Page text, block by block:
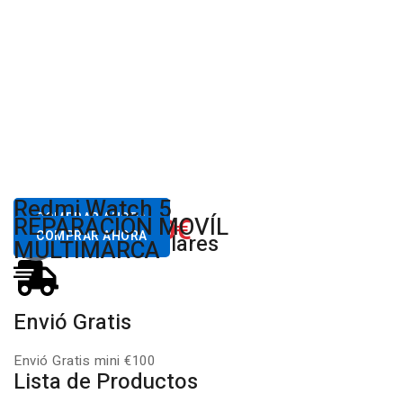
Desde80,00€
COMPRAR AHORA
Redmi Watch 5
Xiaomi
Desde650.00€
COMPRAR AHORA
REPARACIÓN MOVÍL
MULTIMARCA
Productos Populares
Envió Gratis
Envió Gratis mini €100
Lista de Productos